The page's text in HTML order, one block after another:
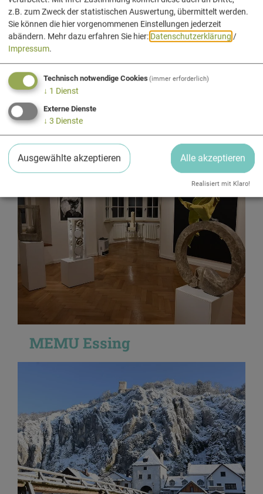
Markt Essing
geschlossen
öffnet Montag um 13 Uhr
MEMU Essing
z.B. zum Zweck der statistischen Auswertung, übermittelt werden.
Sie können die hier vorgenommenen Einstellungen jederzeit
abändern. Mehr dazu erfahren Sie hier:Datenschutzerklärung /
Impressum.
Technisch notwendige Cookies(immer erforderlich)
↓ 1 Dienst
Externe Dienste
↓ 3 Dienste
Ausgewählte akzeptieren Alle akzeptieren
Realisiert mit Klaro!